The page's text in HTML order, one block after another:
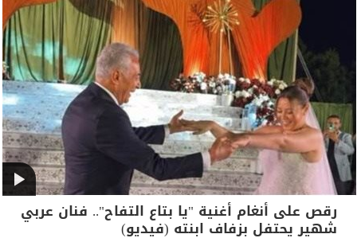
رقص على أنغام أغنية "يا بتاع التفاح".. فنان عربي
شهير يحتفل بزفاف ابنته (فيديو)